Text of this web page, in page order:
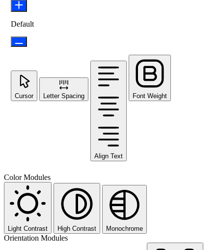
Default
Cursor Letter Spacing
Align Text
Font Weight
Color Modules
Light Contrast High Contrast Monochrome
Orientation Modules